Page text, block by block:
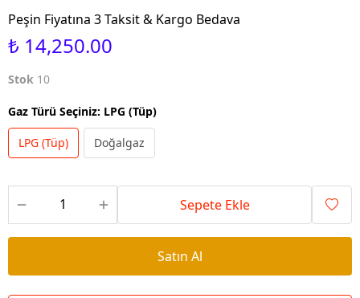
Peşin Fiyatına 3 Taksit & Kargo Bedava
₺ 14,250.00
Stok 10
Gaz Türü Seçiniz: LPG (Tüp)
LPG (Tüp) Doğalgaz
Sepete Ekle
Satın Al